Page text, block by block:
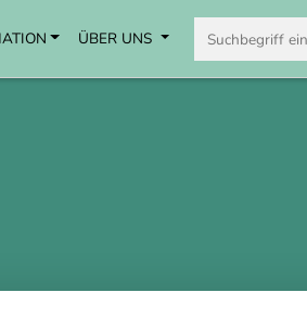
ÜBER UNS